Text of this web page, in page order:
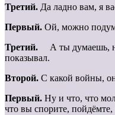
Третий. Да ладно вам, я
Первый. Ой, можно
Третий. А ты думаешь,
показывал.
Второй. С какой войны,
Первый. Ну и что, что
что вы спорите,